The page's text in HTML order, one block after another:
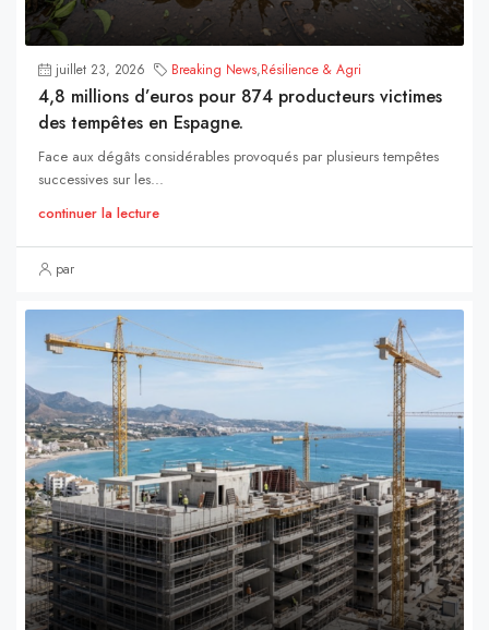
juillet 23, 2026 Breaking News,Résilience & Agri
4,8 millions d’euros pour 874 producteurs victimes
des tempêtes en Espagne.
Face aux dégâts considérables provoqués par plusieurs tempêtes
successives sur les...
continuer la lecture
par